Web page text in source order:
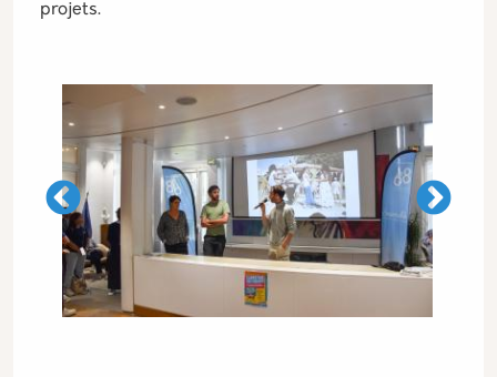
projets.